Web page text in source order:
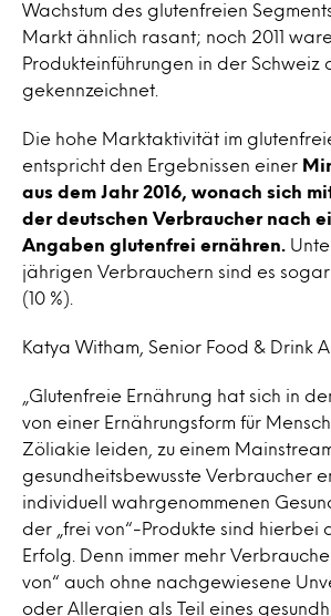
Wachstum des glutenfreien
Markt ähnlich rasant; noch 2011
Produkteinführungen in der Schweiz
gekennzeichnet.
Die hohe Marktaktivität im
entspricht den Ergebnissen einer
aus dem Jahr 2016, wonach sich
der deutschen Verbraucher nach
Angaben glutenfrei ernähren.
jährigen Verbrauchern sind es sogar
(10 %).
Katya Witham, Senior Food & Drink
„Glutenfreie Ernährung hat sich in
von einer Ernährungsform für
Zöliakie leiden, zu einem
gesundheitsbewusste Verbraucher
individuell wahrgenommenen
der „frei von“-Produkte sind hierbei
Erfolg. Denn immer mehr
von“ auch ohne nachgewiesene
oder Allergien als Teil eines